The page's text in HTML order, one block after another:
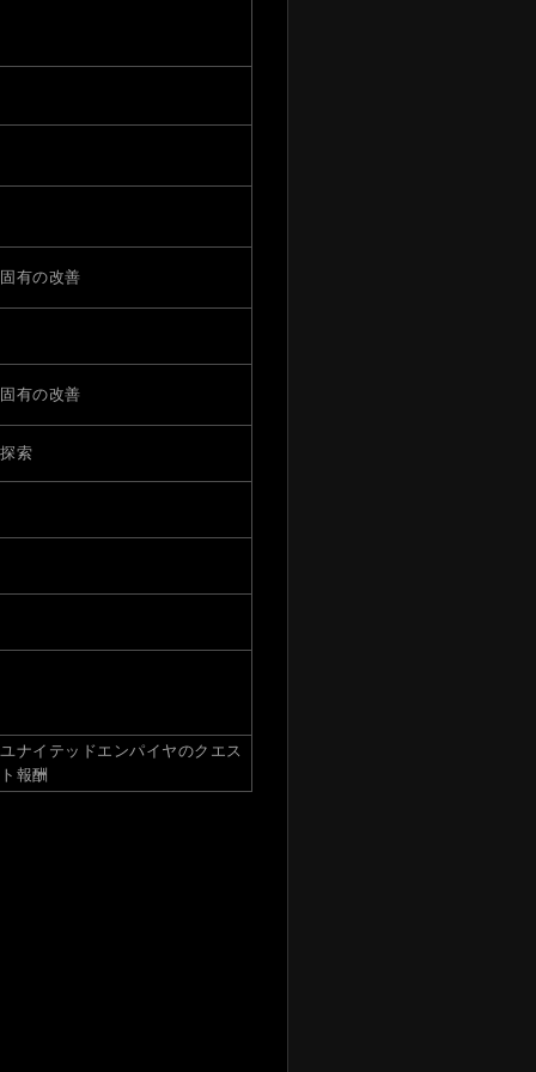
固有の改善
固有の改善
探索
ユナイテッドエンパイヤのクエス
ト報酬